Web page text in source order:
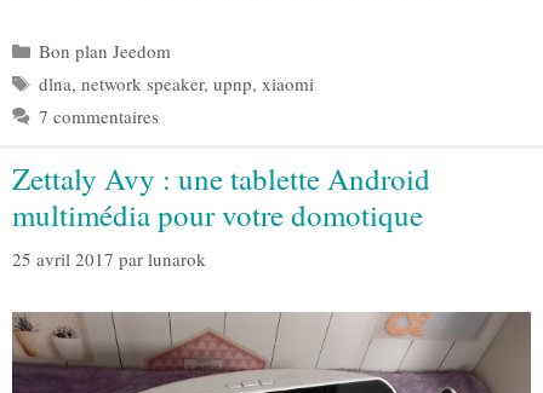
Catégories
Bon plan Jeedom
Étiquettes
dlna, network speaker, upnp, xiaomi
7 commentaires
Zettaly Avy : une tablette Android
multimédia pour votre domotique
25 avril 2017 par lunarok